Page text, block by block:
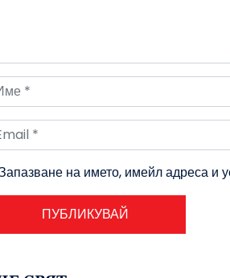
на името, имейл адреса и